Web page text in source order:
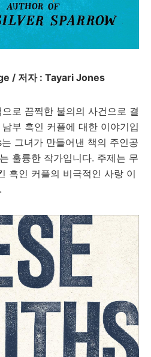
/ 저자 : Tayari Jones
로 끔찍한 불의의 사건으로 결
부 흑인 커플에 대한 이야기입
그녀가 만들어낸 책의 주인공
훌륭한 작가입니다. 주제는 무
흑인 커플의 비극적인 사랑 이